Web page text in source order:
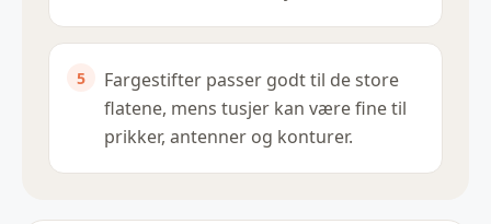
Fargestifter passer godt til de store
flatene, mens tusjer kan være fine til
prikker, antenner og konturer.